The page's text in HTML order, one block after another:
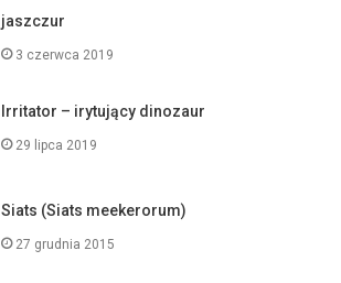
jaszczur
3 czerwca 2019
Irritator – irytujący dinozaur
29 lipca 2019
Siats (Siats meekerorum)
27 grudnia 2015